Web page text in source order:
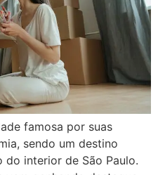
famosa por suas
sendo um destino
interior de São Paulo.